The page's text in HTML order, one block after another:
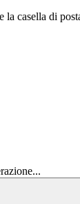
casella di